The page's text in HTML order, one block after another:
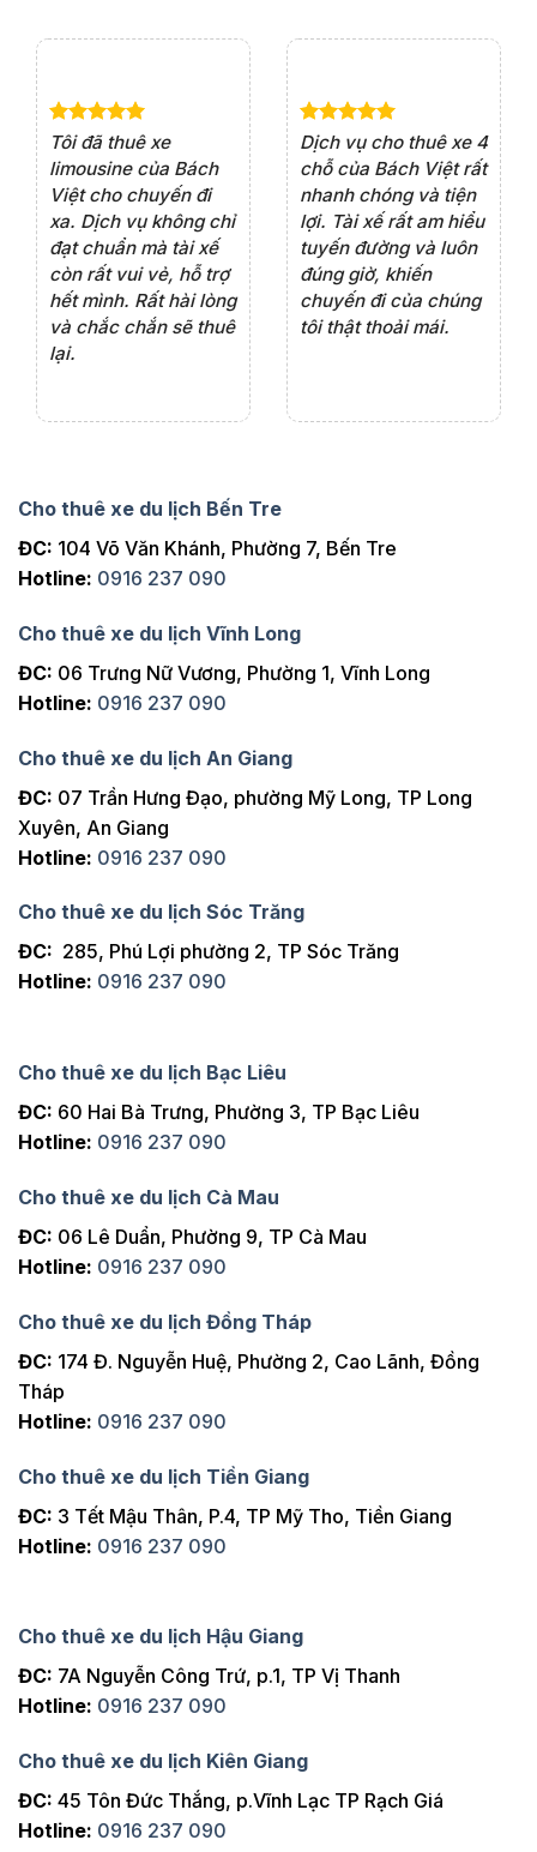
Dịch vụ cho thuê xe 7
chỗ của Bách Việt rất
chuyên nghiệp,đặc
biệt tài xế rất nhiệt
tình vui vẻ,sẽ ủng hộ
thường xuyên
Lần đầu thuê xe 16
chỗ tại Bách Việt, tôi
rất hài lòng với chất
lượng xe và sự
chuyên nghiệp của
tài xế. Dịch vụ tận
tâm, chu đáo, sẽ tiếp
tục sử dụng trong
Cho thuê xe du lịch Bến Tre
ĐC: 104 Võ Văn Khánh, Phường 7, Bến Tre
Hotline: 0916 237 090
Cho thuê xe du lịch Vĩnh Long
ĐC: 06 Trưng Nữ Vương, Phường 1, Vĩnh Long
Hotline: 0916 237 090
Cho thuê xe du lịch An Giang
ĐC: 07 Trần Hưng Đạo, phường Mỹ Long, TP Long
Xuyên, An Giang
Hotline: 0916 237 090
Cho thuê xe du lịch Sóc Trăng
ĐC: 285, Phú Lợi phường 2, TP Sóc Trăng
Hotline: 0916 237 090
Cho thuê xe du lịch Bạc Liêu
ĐC: 60 Hai Bà Trưng, Phường 3, TP Bạc Liêu
Hotline: 0916 237 090
Cho thuê xe du lịch Cà Mau
ĐC: 06 Lê Duẩn, Phường 9, TP Cà Mau
Hotline: 0916 237 090
Cho thuê xe du lịch Đồng Tháp
ĐC: 174 Đ. Nguyễn Huệ, Phường 2, Cao Lãnh, Đồng
Tháp
Hotline: 0916 237 090
Cho thuê xe du lịch Tiền Giang
ĐC: 3 Tết Mậu Thân, P.4, TP Mỹ Tho, Tiền Giang
Hotline: 0916 237 090
Cho thuê xe du lịch Hậu Giang
ĐC: 7A Nguyễn Công Trứ, p.1, TP Vị Thanh
Hotline: 0916 237 090
Cho thuê xe du lịch Kiên Giang
ĐC: 45 Tôn Đức Thắng, p.Vĩnh Lạc TP Rạch Giá
Hotline: 0916 237 090